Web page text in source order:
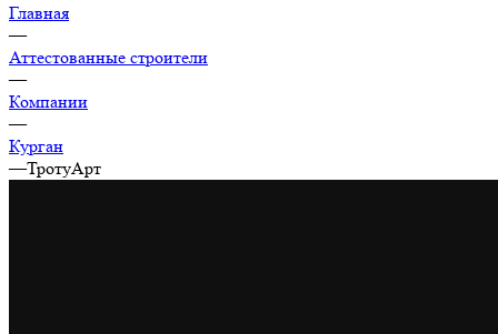
Главная
—
Аттестованные строители
—
Компании
—
Курган
—ТротуАрт